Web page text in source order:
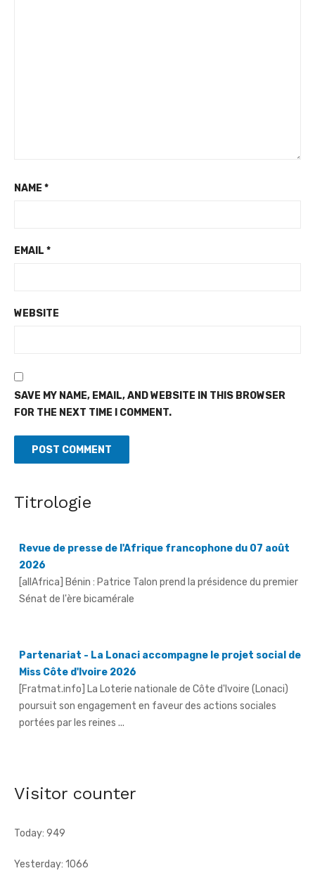
NAME *
EMAIL *
WEBSITE
SAVE MY NAME, EMAIL, AND WEBSITE IN THIS BROWSER
FOR THE NEXT TIME I COMMENT.
Titrologie
Revue de presse de l'Afrique francophone du 07 août
2026
[allAfrica] Bénin : Patrice Talon prend la présidence du premier
Sénat de l'ère bicamérale
Partenariat - La Lonaci accompagne le projet social de
Miss Côte d'Ivoire 2026
[Fratmat.info] La Loterie nationale de Côte d'Ivoire (Lonaci)
poursuit son engagement en faveur des actions sociales
portées par les reines ...
sanitaires
Visitor counter
Today: 949
Yesterday: 1066